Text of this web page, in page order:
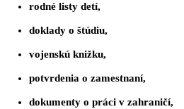
rodné listy detí,
doklady o štúdiu,
vojenskú knižku,
potvrdenia o zamestnaní,
dokumenty o práci v zahraničí,